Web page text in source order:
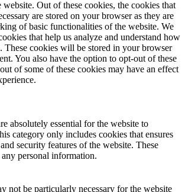
Out of these cookies, the cookies that
are stored on your browser as they are
of basic functionalities of the website. We
that help us analyze and understand how
These cookies will be stored in your browser
You also have the option to opt-out of these
of some of these cookies may have an effect
absolutely essential for the website to
category only includes cookies that ensures
security features of the website. These
personal information.
not be particularly necessary for the website